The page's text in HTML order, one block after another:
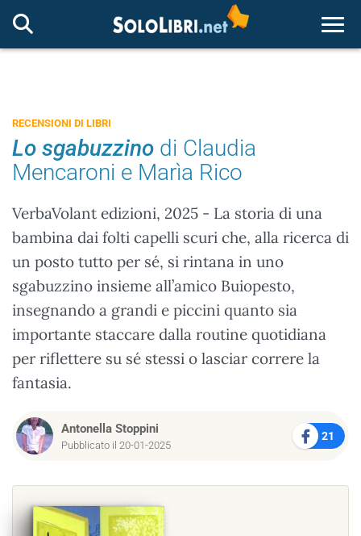
RECENSIONI DI LIBRI
Lo sgabuzzino di Claudia
Mencaroni e Marìa Rico
VerbaVolant edizioni, 2025 - La storia di una
bambina dai folti capelli scuri che, alla ricerca di
un posto tutto per sé, si rintana in uno
sgabuzzino insieme all’amico Buiopesto,
insegnando a grandi e piccini quanto sia
importante staccare dalla routine quotidiana
per riflettere su sé stessi o lasciar correre la
fantasia.
Antonella Stoppini
Pubblicato il 20-01-2025
21